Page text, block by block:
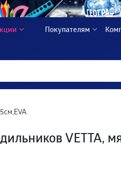
Покупателям
VETTA,